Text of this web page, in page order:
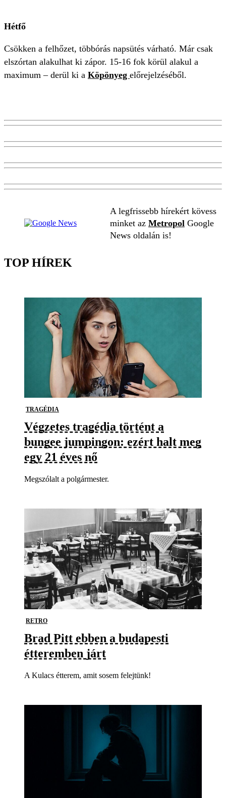
Hétfő
Csökken a felhőzet, többórás napsütés várható. Már csak
elszórtan alakulhat ki zápor. 15-16 fok körül alakul a
maximum – derül ki a Köpönyeg előrejelzéséből.
A legfrissebb hírekért kövess
minket az Metropol Google
News oldalán is!
TOP HÍREK
TRAGÉDIA
Végzetes tragédia történt a
bungee jumpingon: ezért halt meg
egy 21 éves nő
Megszólalt a polgármester.
RETRO
Brad Pitt ebben a budapesti
étteremben járt
A Kulacs étterem, amit sosem felejtünk!